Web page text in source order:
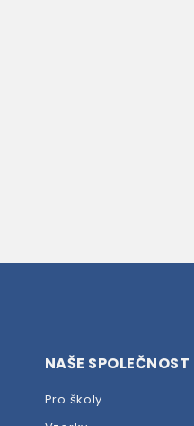
NAŠE SPOLEČNOST
Pro školy